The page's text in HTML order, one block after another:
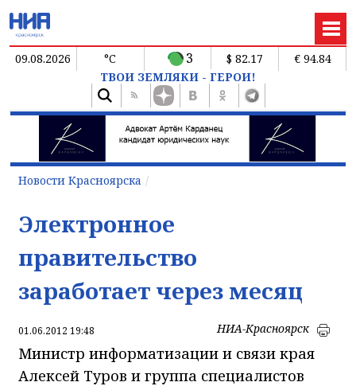
09.08.2026 °C 3 $ 82.17
€ 94.84
ТВОИ ЗЕМЛЯКИ - ГЕРОИ!
Новости Красноярска
Электронное
правительство
заработает через месяц
01.06.2012 19:48 НИА-Красноярск
Министр информатизации и связи края
Алексей Туров и группа специалистов